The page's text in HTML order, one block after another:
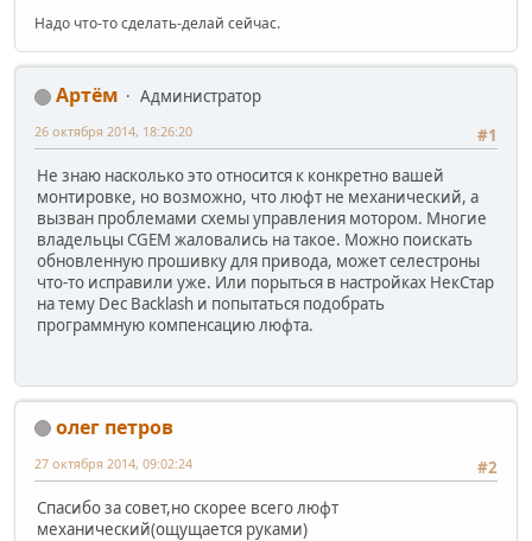
Надо что-то сделать-делай сейчас.
Артём
Администратор
#1
26 октября 2014, 18:26:20
Не знаю насколько это относится к конкретно вашей
монтировке, но возможно, что люфт не механический, а
вызван проблемами схемы управления мотором. Многие
владельцы CGEM жаловались на такое. Можно поискать
обновленную прошивку для привода, может селестроны
что-то исправили уже. Или порыться в настройках НекСтар
на тему Dec Backlash и попытаться подобрать
программную компенсацию люфта.
олег петров
#2
27 октября 2014, 09:02:24
Спасибо за совет,но скорее всего люфт
механический(ощущается руками)